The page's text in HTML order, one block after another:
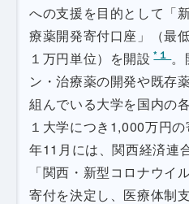
への支援を目的として「
療薬開発寄付口座」（最
１万円単位）を開設 *１ 。
ン・治療薬の開発や既存
組んでいる大学を国内の
１大学につき1,000万円
年11月には、関西経済連
「関西・新型コロナウイ
寄付を決定し、医療体制